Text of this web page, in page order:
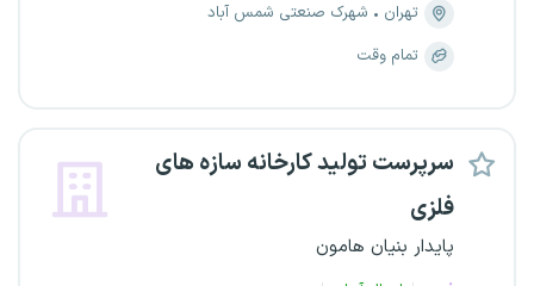
تهران
شهرک صنعتی شمس آباد
تمام وقت
سرپرست تولید کارخانه سازه های
فلزی
پایدار بنیان هامون